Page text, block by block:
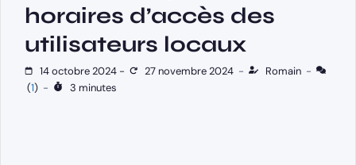
horaires d’accès des
utilisateurs locaux
14 octobre 2024 - 27 novembre 2024 - Romain -
(1) - 3 minutes